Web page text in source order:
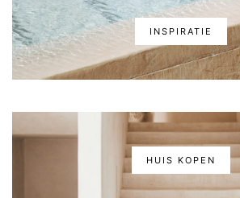
INSPIRATIE
HUIS KOPEN